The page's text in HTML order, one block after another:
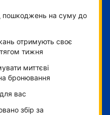
пошкоджень на суму до
отримують своє
тижня
миттєві
бронювання
вас
збір за